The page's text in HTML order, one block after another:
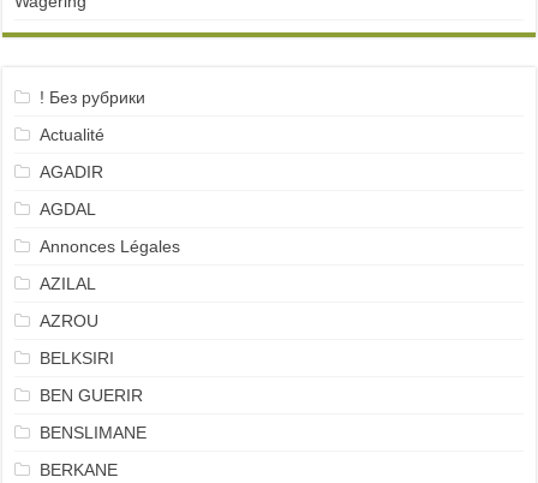
! Без рубрики
Actualité
AGADIR
AGDAL
Annonces Légales
AZILAL
AZROU
BELKSIRI
BEN GUERIR
BENSLIMANE
BERKANE